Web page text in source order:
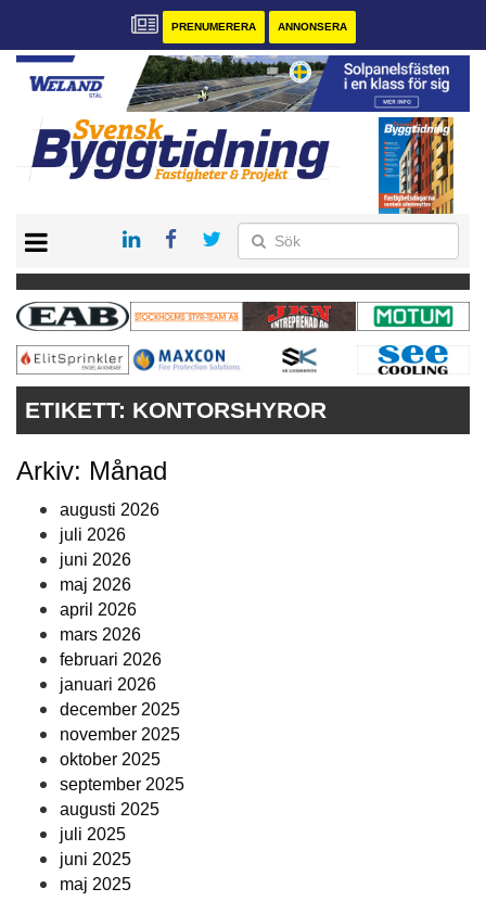
PRENUMERERA ANNONSERA
PRENUMERERA
VÅRA ANDRA MAGASIN
ANNONSERA
KONTAKT
ETIKETT: KONTORSHYROR
Arkiv: Månad
augusti 2026
juli 2026
juni 2026
maj 2026
april 2026
mars 2026
februari 2026
januari 2026
december 2025
november 2025
oktober 2025
september 2025
augusti 2025
juli 2025
juni 2025
maj 2025